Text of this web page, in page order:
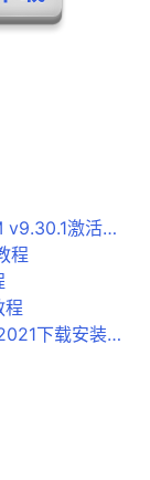
载+注册机+教程
程
载安装教程）